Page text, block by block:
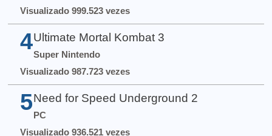
Visualizado 999.523 vezes
4 Ultimate Mortal Kombat 3
Super Nintendo
Visualizado 987.723 vezes
5 Need for Speed Underground 2
PC
Visualizado 936.521 vezes